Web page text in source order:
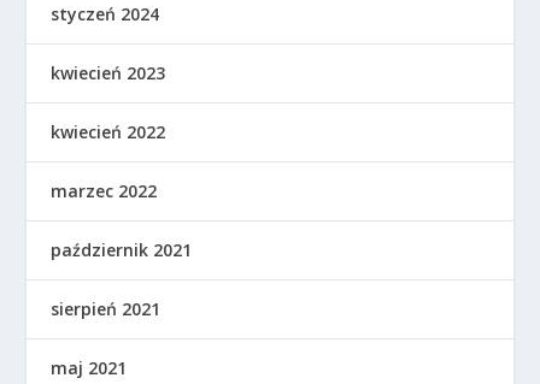
styczeń 2024
kwiecień 2023
kwiecień 2022
marzec 2022
październik 2021
sierpień 2021
maj 2021